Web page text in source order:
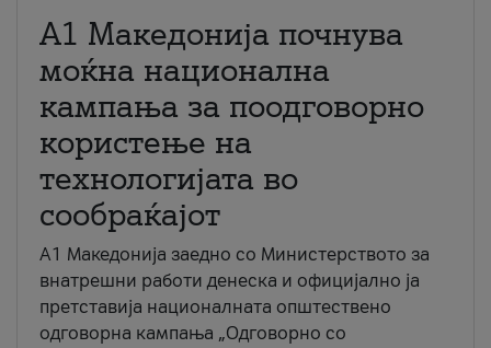
A1 Македонија почнува
моќна национална
кампања за поодговорно
користење на
технологијата во
сообраќајот
A1 Македонија заедно со Министерството за
внатрешни работи денеска и официјално ја
претставија националната општествено
одговорна кампања „Одговорно со